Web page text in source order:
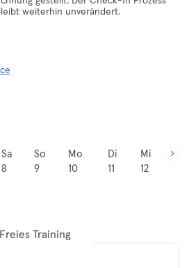
weiterhin unverändert.
Sa
8
So
9
Mo
10
Di
11
Mi
12
Freies Training